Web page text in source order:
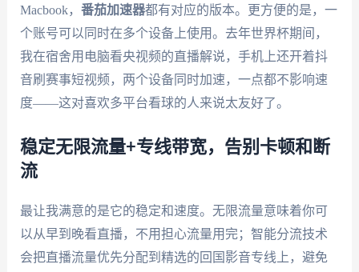
Macbook， 番茄加速器都有对应的版本。更方便的是，一
个账号可以同时在多个设备上使用。去年世界杯期间，
我在宿舍用电脑看央视频的直播解说，手机上还开着抖
音刷赛事短视频，两个设备同时加速，一点都不影响速
度——这对喜欢多平台看球的人来说太友好了。
稳定无限流量+专线带宽，告别卡顿和断
流
最让我满意的是它的稳定和速度。无限流量意味着你可
以从早到晚看直播，不用担心流量用完；智能分流技术
会把直播流量优先分配到精选的回国影音专线上，避免